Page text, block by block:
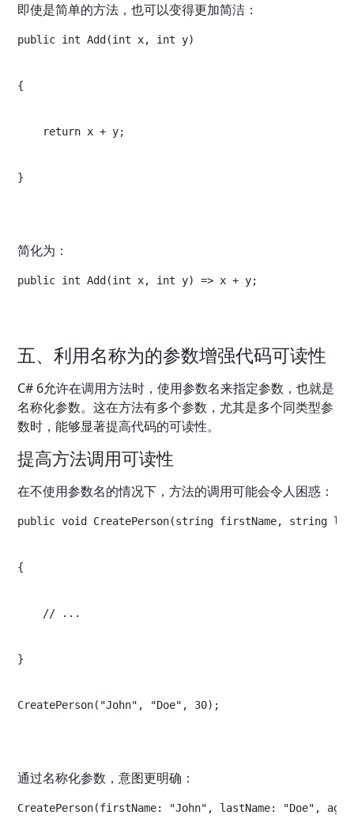
即使是简单的方法，也可以变得更加简洁：
public int Add(int x, int y)
{
    return x + y;
}
简化为：
public int Add(int x, int y) => x + y;
五、利用名称为的参数增强代码可读性
C# 6允许在调用方法时，使用参数名来指定参数，也就是
名称化参数。这在方法有多个参数，尤其是多个同类型参
数时，能够显著提高代码的可读性。
提高方法调用可读性
在不使用参数名的情况下，方法的调用可能会令人困惑：
public void CreatePerson(string firstName, string
{
    // ...
}
CreatePerson("John", "Doe", 30);
通过名称化参数，意图更明确：
CreatePerson(firstName: "John", lastName: "Doe",